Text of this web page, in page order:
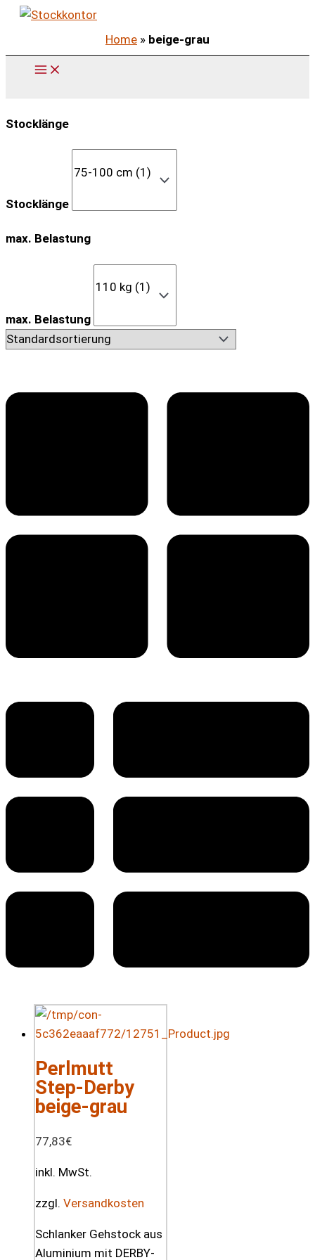
Zum
springen
Home » beige-grau
Stocklänge
Stocklänge
max. Belastung
max. Belastung
Perlmutt
Step-Derby
beige-grau
77,83€
inkl. MwSt.
zzgl. Versandkosten
Schlanker Gehstock aus
Aluminium mit DERBY-